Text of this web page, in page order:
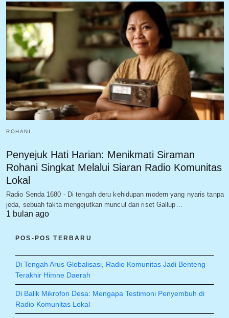
ROHANI
Penyejuk Hati Harian: Menikmati Siraman
Rohani Singkat Melalui Siaran Radio Komunitas
Lokal
Radio Senda 1680 - Di tengah deru kehidupan modern yang nyaris tanpa
jeda, sebuah fakta mengejutkan muncul dari riset Gallup…
1 bulan ago
POS-POS TERBARU
Di Tengah Arus Globalisasi, Radio Komunitas Jadi Benteng
Terakhir Himne Daerah
Di Balik Mikrofon Desa: Mengapa Testimoni Penyembuh di
Radio Komunitas Lokal